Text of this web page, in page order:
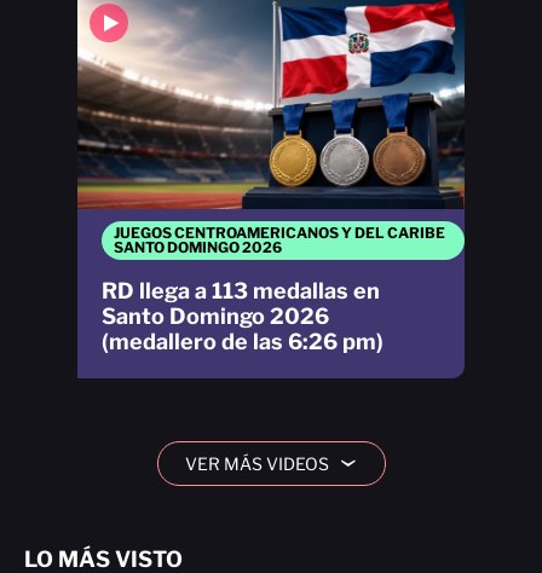
LO MÁS VISTO
JUEGOS CENTROAMERICANOS Y DEL CARIBE
SANTO DOMINGO 2026
RD llega a 113 medallas en
Santo Domingo 2026
(medallero de las 6:26 pm)
VER MÁS VIDEOS ›